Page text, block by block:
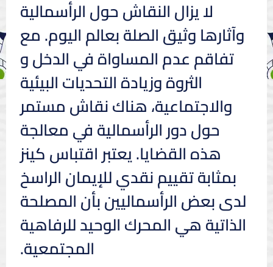
لا يزال النقاش حول الرأسمالية
وآثارها وثيق الصلة بعالم اليوم. مع
تفاقم عدم المساواة في الدخل و
الثروة وزيادة التحديات البيئية
والاجتماعية، هناك نقاش مستمر
حول دور الرأسمالية في معالجة
هذه القضايا. يعتبر اقتباس كينز
بمثابة تقييم نقدي للإيمان الراسخ
لدى بعض الرأسماليين بأن المصلحة
الذاتية هي المحرك الوحيد للرفاهية
المجتمعية.